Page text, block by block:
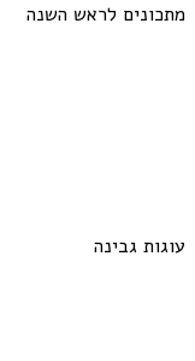
מתכונים לראש השנה
עוגות גבינה